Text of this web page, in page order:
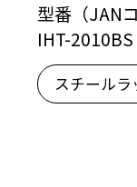
型番（JANコ
IHT-
スチールラ